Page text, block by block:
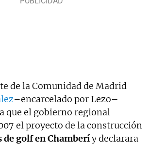
de la Comunidad de Madrid
–encarcelado por Lezo–
que el gobierno regional
el proyecto de la construcción
de golf en Chamberíy declarara